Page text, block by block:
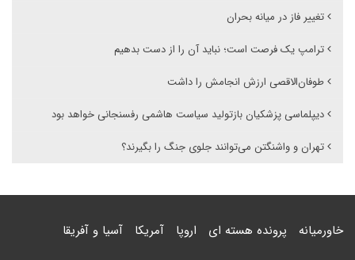
تغییر فاز در میانه بحران
ترامپ یک فرصت است؛ نباید آن را از دست بدهیم
طوفان‌الاقصی ارزش انجامش را داشت
دیپلماسی پزشکیان بازتولید سیاست هاشمی رفسنجانی خواهد بود
تهران و واشنگتن می‌توانند جلوی جنگ را بگیرند؟
خاورمیانه پرونده هسته ای اروپا آمریکا آسیا و آفریقا